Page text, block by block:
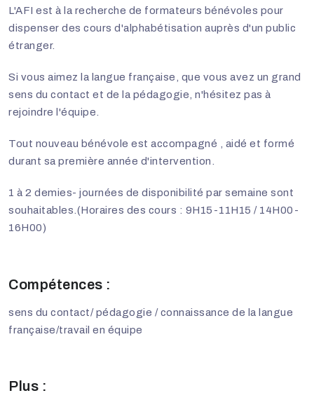
L'AFI est à la recherche de formateurs bénévoles pour
dispenser des cours d'alphabétisation auprès d'un public
étranger.
Si vous aimez la langue française, que vous avez un grand
sens du contact et de la pédagogie, n'hésitez pas à
rejoindre l'équipe.
Tout nouveau bénévole est accompagné , aidé et formé
durant sa première année d'intervention.
1 à 2 demies- journées de disponibilité par semaine sont
souhaitables.(Horaires des cours : 9H15-11H15 / 14H00-
16H00)
Compétences :
sens du contact/ pédagogie / connaissance de la langue
française/travail en équipe
Plus :